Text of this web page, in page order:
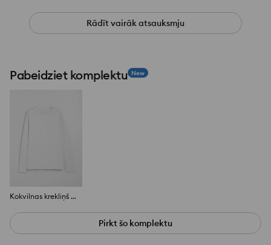
Rādīt vairāk atsauksmju
Pabeidziet komplektu New
Kokvilnas krekliņš ar garām piedurknēm
Pirkt šo komplektu